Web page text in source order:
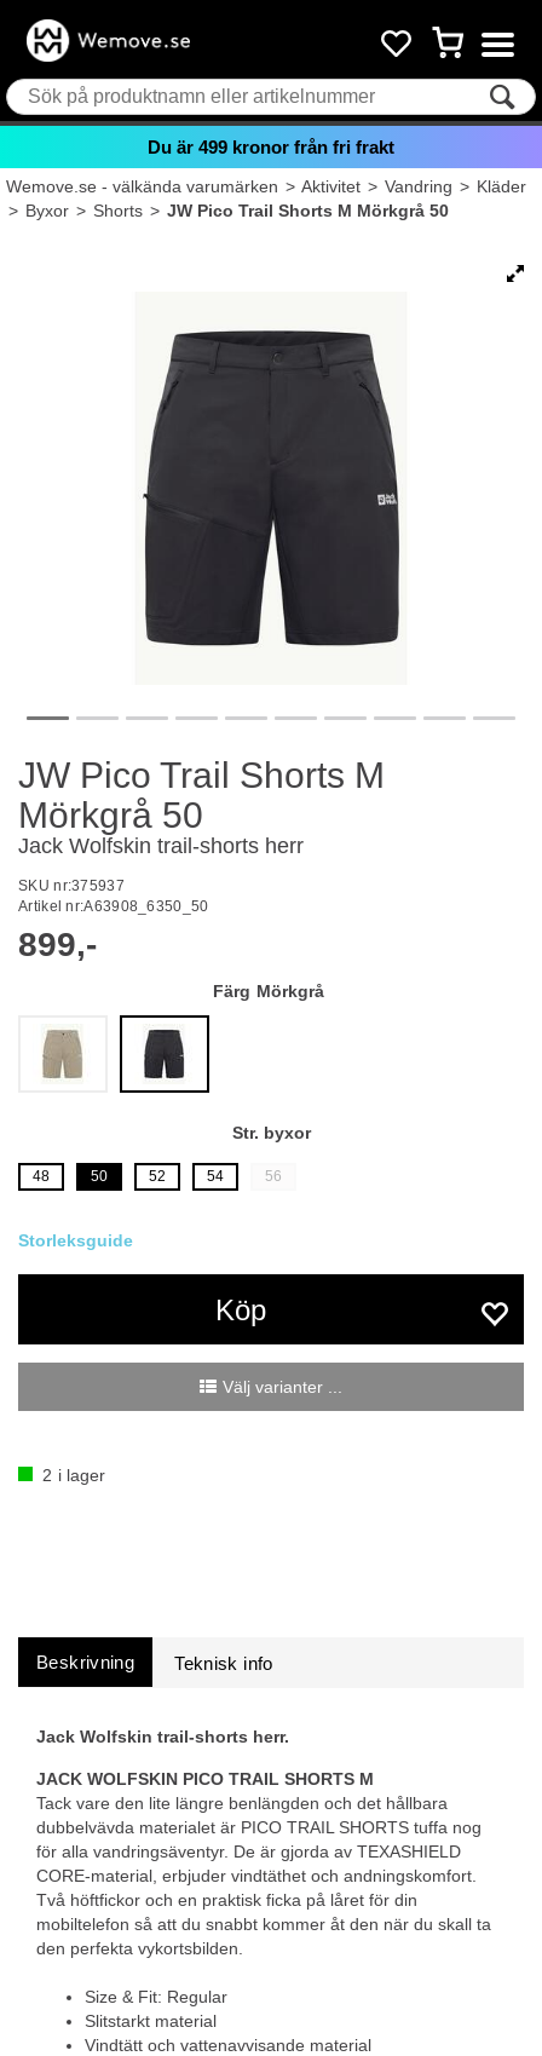
Du är 499 kronor från fri frakt
Wemove.se - välkända varumärken>Aktivitet>Vandring>Kläder
>Byxor>Shorts>JW Pico Trail Shorts M Mörkgrå 50
JW Pico Trail Shorts M
Mörkgrå 50
Jack Wolfskin trail-shorts herr
SKU nr:375937
Artikel nr:A63908_6350_50
899,-
Färg Mörkgrå
Str. byxor
48 50 52 54 56
Köp
Välj varianter ...
2 i lager
Beskrivning
Jack Wolfskin trail-shorts herr.
JACK WOLFSKIN PICO TRAIL SHORTS M
Tack vare den lite längre benlängden och det hållbara
dubbelvävda materialet är PICO TRAIL SHORTS tuffa nog
för alla vandringsäventyr. De är gjorda av TEXASHIELD
CORE-material, erbjuder vindtäthet och andningskomfort.
Två höftfickor och en praktisk ficka på låret för din
mobiltelefon så att du snabbt kommer åt den när du skall ta
den perfekta vykortsbilden.
Size & Fit: Regular
Slitstarkt material
Vindtätt och vattenavvisande material